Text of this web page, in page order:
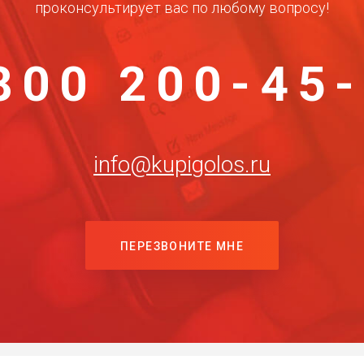
проконсультирует вас по любому вопросу!
200-
info@kupigolos.ru
ПЕРЕЗВОНИТЕ МНЕ